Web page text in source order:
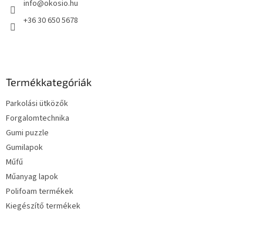
info@okosio.hu
+36 30 650 5678
Termékkategóriák
Parkolási ütközők
Forgalomtechnika
Gumi puzzle
Gumilapok
Műfű
Műanyag lapok
Polifoam termékek
Kiegészítő termékek